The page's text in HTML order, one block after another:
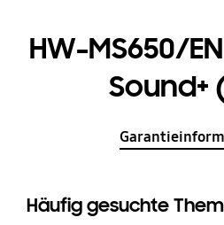
HW-MS650/
Sound+
Häufig gesuchte